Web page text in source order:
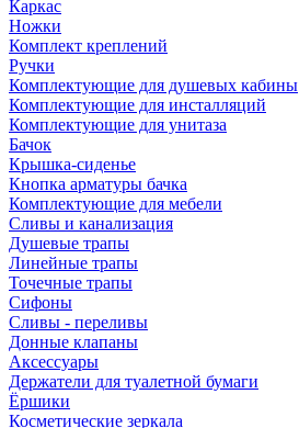
Каркас
Ножки
Комплект креплений
Ручки
Комплектующие для душевых кабины
Комплектующие для инсталляций
Комплектующие для унитаза
Бачок
Крышка-сиденье
Кнопка арматуры бачка
Комплектующие для мебели
Сливы и канализация
Душевые трапы
Линейные трапы
Точечные трапы
Сифоны
Сливы - переливы
Донные клапаны
Аксессуары
Держатели для туалетной бумаги
Ёршики
Косметические зеркала